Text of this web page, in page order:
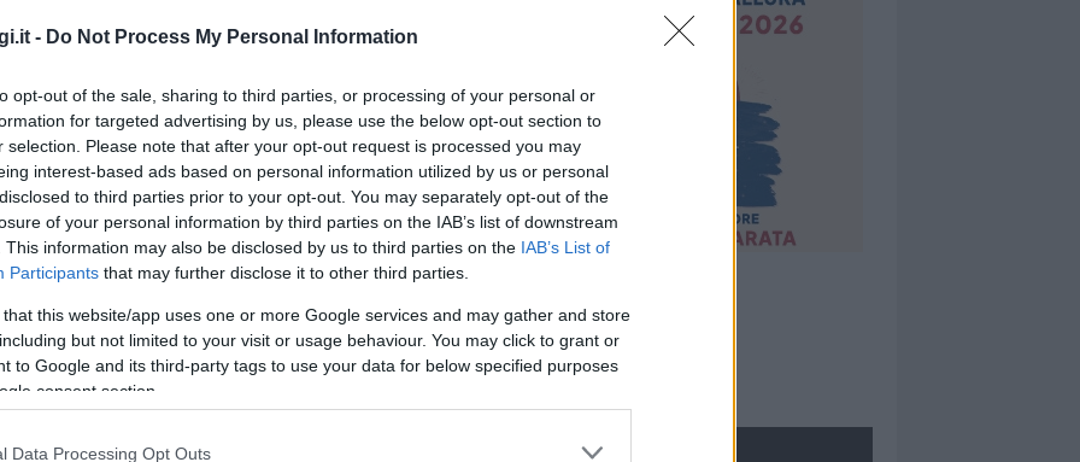
- Do Not Process My Personal Information
opt-out of the sale, sharing to third parties, or processing of your personal or
for targeted advertising by us, please use the below opt-out section to
selection. Please note that after your opt-out request is processed you may
interest-based ads based on personal information utilized by us or personal
to third parties prior to your opt-out. You may separately opt-out of the
of your personal information by third parties on the IAB’s list of downstream
This information may also be disclosed by us to third parties on the IAB’s List of
Participants that may further disclose it to other third parties.
that this website/app uses one or more Google services and may gather and store
but not limited to your visit or usage behaviour. You may click to grant or
to Google and its third-party tags to use your data for below specified purposes
consent section.
Data Processing Opt Outs
la sua dimensione e serenità. Lo ha
i suoi followers le hanno chiesto “come
Melissa Satta nelle sue storie. L’ex
vecchie foto che ritraggono il figlio Maddox,
fan le ha chiesto se ha intenzione di
“Spero di tornare presto, mi manca
pubblicato poi una foto che la ritrae
in Gallura, soprattutto in località Porto
prima casa poiché durante la sua
di Striscia La Notizia, ha abitato a
Scientifico di Olbia. Non stupisce infatti
e in particolare per la Gallura. Le sue origini
nata negli Stati Uniti. Sicuramente anche